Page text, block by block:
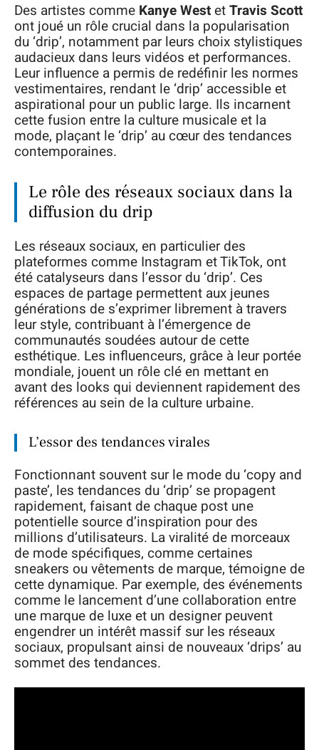
Des artistes comme Kanye WestetTravis Scott
ont joué un rôle crucial dans la popularisation
du ‘drip’, notamment par leurs choix stylistiques
audacieux dans leurs vidéos et performances.
Leur influence a permis de redéfinir les normes
vestimentaires, rendant le ‘drip’ accessible et
aspirational pour un public large. Ils incarnent
cette fusion entre la culture musicale et la
mode, plaçant le ‘drip’ au cœur des tendances
contemporaines.
Le rôle des réseaux sociaux dans la
diffusion du drip
Les réseaux sociaux, en particulier des
plateformes comme Instagram et TikTok, ont
été catalyseurs dans l’essor du ‘drip’. Ces
espaces de partage permettent aux jeunes
générations de s’exprimer librement à travers
leur style, contribuant à l’émergence de
communautés soudées autour de cette
esthétique. Les influenceurs, grâce à leur portée
mondiale, jouent un rôle clé en mettant en
avant des looks qui deviennent rapidement des
références au sein de la culture urbaine.
L’essor des tendances virales
Fonctionnant souvent sur le mode du ‘copy and
paste’, les tendances du ‘drip’ se propagent
rapidement, faisant de chaque post une
potentielle source d’inspiration pour des
millions d’utilisateurs. La viralité de morceaux
de mode spécifiques, comme certaines
sneakers ou vêtements de marque, témoigne de
cette dynamique. Par exemple, des événements
comme le lancement d’une collaboration entre
une marque de luxe et un designer peuvent
engendrer un intérêt massif sur les réseaux
sociaux, propulsant ainsi de nouveaux ‘drips’ au
sommet des tendances.